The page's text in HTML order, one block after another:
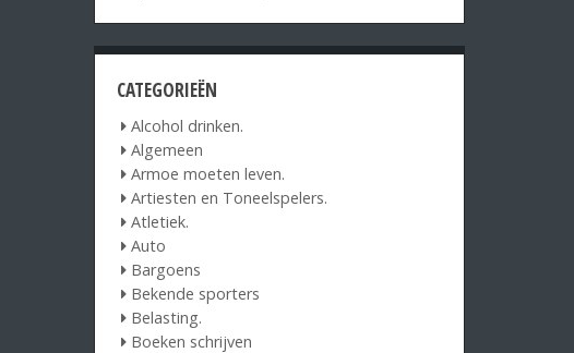
CATEGORIEËN
Alcohol drinken.
Algemeen
Armoe moeten leven.
Artiesten en Toneelspelers.
Atletiek.
Auto
Bargoens
Bekende sporters
Belasting.
Boeken schrijven